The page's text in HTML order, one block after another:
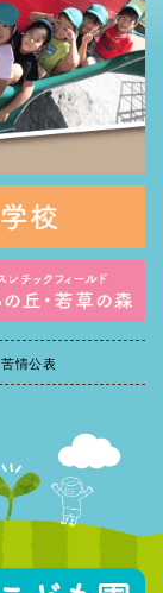
苦情公表